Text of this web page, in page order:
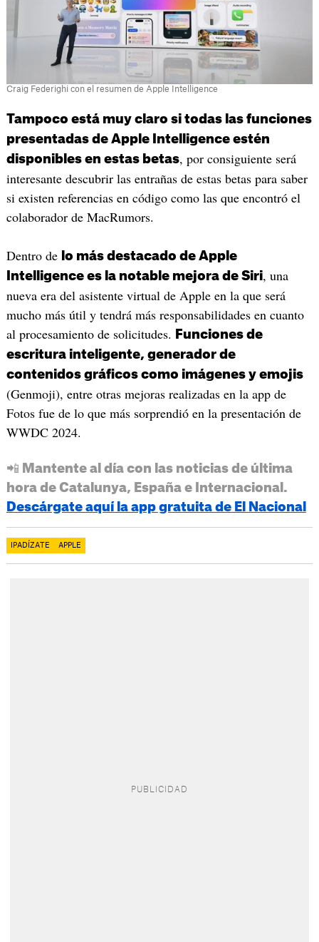
Craig Federighi con el resumen de Apple Intelligence
Tampoco está muy claro si todas las funciones
presentadas de Apple Intelligence estén
disponibles en estas betas, por consiguiente será
interesante descubrir las entrañas de estas betas para saber
si existen referencias en código como las que encontró el
colaborador de MacRumors.
Dentro de lo más destacado de Apple
Intelligence es la notable mejora de Siri, una
nueva era del asistente virtual de Apple en la que será
mucho más útil y tendrá más responsabilidades en cuanto
al procesamiento de solicitudes.
Funciones de
escritura inteligente, generador de
contenidos gráficos como imágenes y emojis
(Genmoji), entre otras mejoras realizadas en la app de
Fotos fue de lo que más sorprendió en la presentación de
WWDC 2024.
📲 Mantente al día con las noticias de última
hora de Catalunya, España e Internacional.
Descárgate aquí la app gratuita de El Nacional
IPADÍZATE APPLE